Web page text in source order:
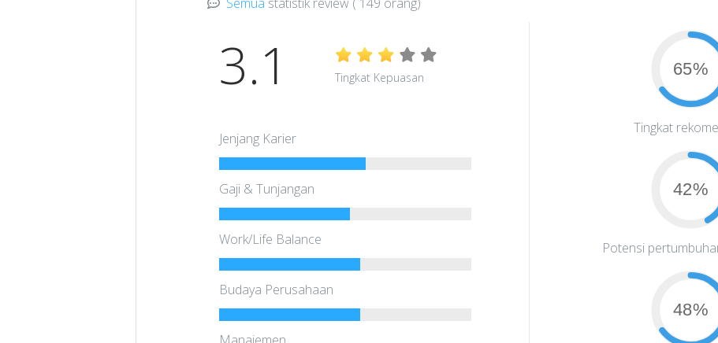
3.1 Tingkat Kepuasan
Jenjang Karier
Gaji & Tunjangan
Work/Life Balance
Budaya Perusahaan
65%
Tingkat
42%
Potensi
48%